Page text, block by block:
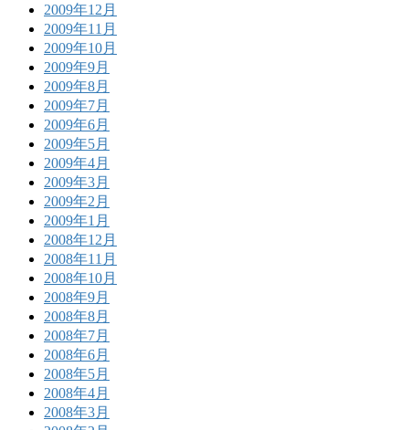
2009年12月
2009年11月
2009年10月
2009年9月
2009年8月
2009年7月
2009年6月
2009年5月
2009年4月
2009年3月
2009年2月
2009年1月
2008年12月
2008年11月
2008年10月
2008年9月
2008年8月
2008年7月
2008年6月
2008年5月
2008年4月
2008年3月